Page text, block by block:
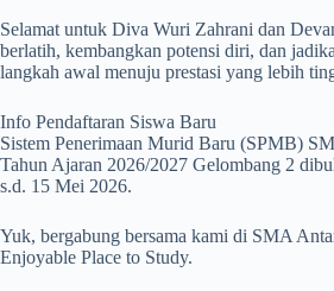
Selamat untuk Diva Wuri Zahrani dan
berlatih, kembangkan potensi diri, dan
langkah awal menuju prestasi yang lebih
Info Pendaftaran Siswa Baru
Sistem Penerimaan Murid Baru (SPMB)
Tahun Ajaran 2026/2027 Gelombang 2
s.d. 15 Mei 2026.
Yuk, bergabung bersama kami di SMA
Enjoyable Place to Study.